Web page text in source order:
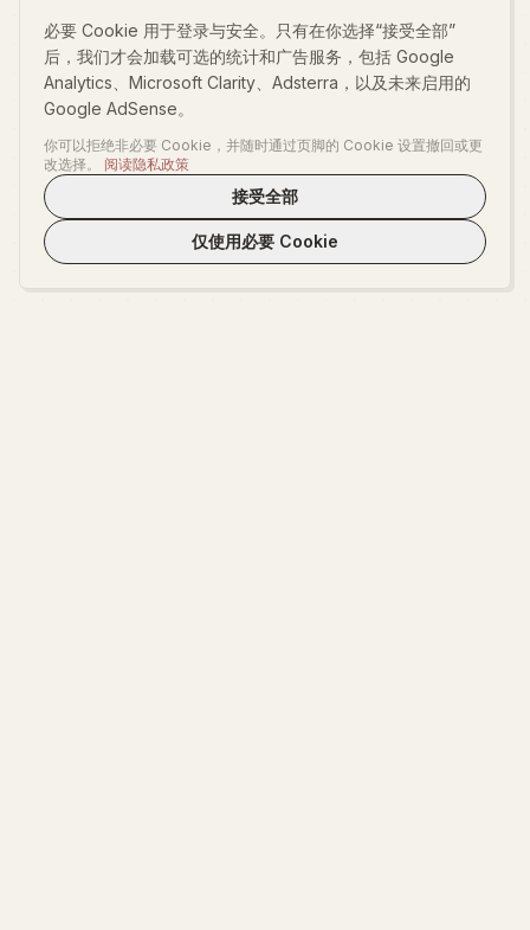
必要 Cookie 用于登录与安全。只有在你选择“接受全部”
后，我们才会加载可选的统计和广告服务，包括 Google
Analytics、Microsoft Clarity、Adsterra，以及未来启用的
Google AdSense。
你可以拒绝非必要 Cookie，并随时通过页脚的 Cookie 设置撤回或更
改选择。
阅读隐私政策
接受全部
仅使用必要 Cookie